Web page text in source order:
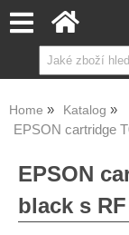
Home Katalog
EPSON cartridge
EPSON
black s